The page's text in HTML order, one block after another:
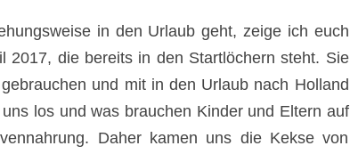
2017
in den Urlaub geht, zeige ich euch
2017, die bereits in den Startlöchern steht. Sie
und mit in den Urlaub nach Holland
los und was brauchen Kinder und Eltern auf
Daher kamen uns die Kekse von